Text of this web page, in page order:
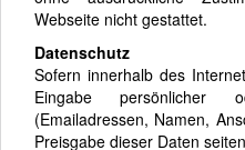
Webseite nicht gestattet.
Datenschutz
Sofern innerhalb des
Eingabe persönlicher
(Emailadressen, Namen,
Preisgabe dieser Daten